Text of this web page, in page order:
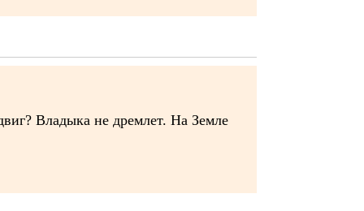
Владыка не дремлет. На Земле